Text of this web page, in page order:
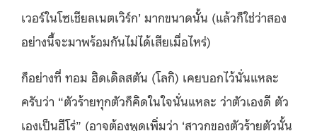
เวอร์ในโซเชียลเนตเวิร์ก’ มากขนาดนั้น (แล้วก็ใช่ว่าสอง
อย่างนี้จะมาพร้อมกันไม่ได้เสียเมื่อไหร่)
ก็อย่างที่ ทอม ฮิดเดิลสตัน (โลกิ) เคยบอกไว้นั่นแหละ
ครับว่า “ตัวร้ายทุกตัวก็คิดในใจนั่นแหละ ว่าตัวเองดี ตัว
เองเป็นฮีโร่” (อาจต้องพูดเพิ่มว่า ‘สาวกของตัวร้ายตัวนั้น